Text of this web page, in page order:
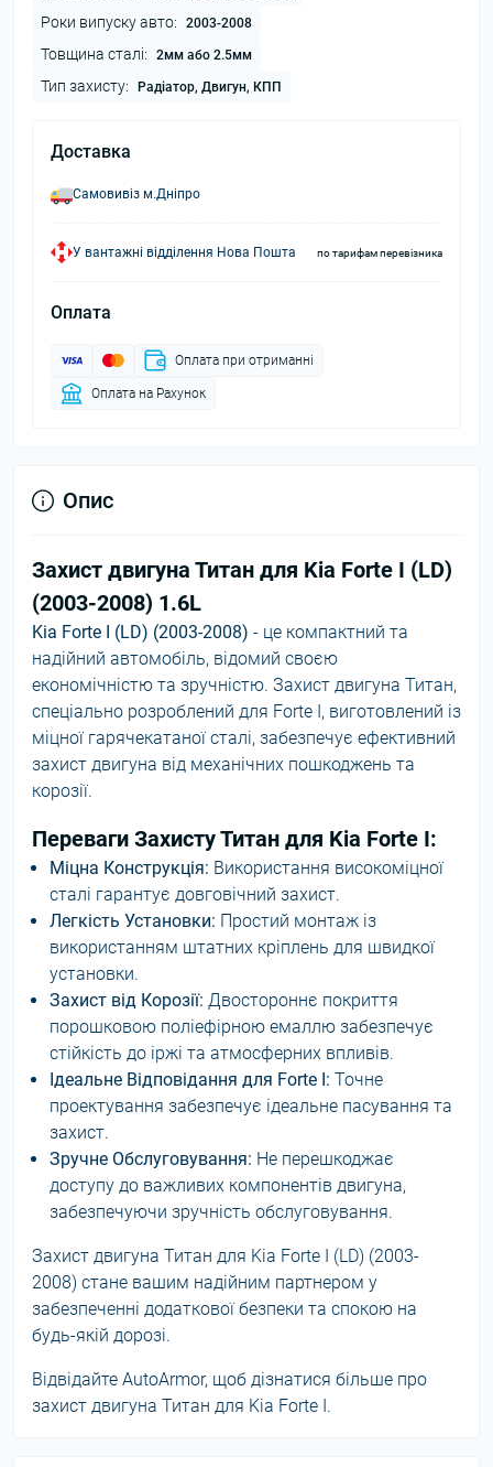
Роки випуску авто: 2003-2008
Товщина сталі: 2мм або 2.5мм
Тип захисту: Радіатор, Двигун, КПП
Доставка
Самовивіз м.Дніпро
У вантажні відділення Нова Пошта по тарифам перевізника
Оплата
Оплата при отриманні
Оплата на Рахунок
Опис
Захист двигуна Титан для Kia Forte I (LD)
(2003-2008) 1.6L
Kia Forte I (LD) (2003-2008) - це компактний та
надійний автомобіль, відомий своєю
економічністю та зручністю. Захист двигуна Титан,
спеціально розроблений для Forte I, виготовлений із
міцної гарячекатаної сталі, забезпечує ефективний
захист двигуна від механічних пошкоджень та
корозії.
Переваги Захисту Титан для Kia Forte I:
Міцна Конструкція: Використання високоміцної
сталі гарантує довговічний захист.
Легкість Установки: Простий монтаж із
використанням штатних кріплень для швидкої
установки.
Захист від Корозії: Двостороннє покриття
порошковою поліефірною емаллю забезпечує
стійкість до іржі та атмосферних впливів.
Ідеальне Відповідання для Forte I: Точне
проектування забезпечує ідеальне пасування та
захист.
Зручне Обслуговування: Не перешкоджає
доступу до важливих компонентів двигуна,
забезпечуючи зручність обслуговування.
Захист двигуна Титан для Kia Forte I (LD) (2003-
2008) стане вашим надійним партнером у
забезпеченні додаткової безпеки та спокою на
будь-якій дорозі.
Відвідайте AutoArmor, щоб дізнатися більше про
захист двигуна Титан для Kia Forte I.